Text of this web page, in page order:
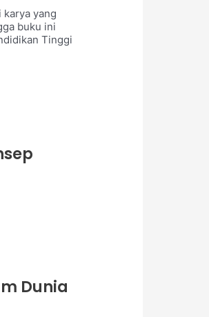
yang
buku ini
Tinggi
Dunia